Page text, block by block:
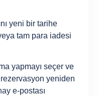
yeni bir tarihe
tam para iadesi
yapmayı seçer ve
yeniden
e-postası